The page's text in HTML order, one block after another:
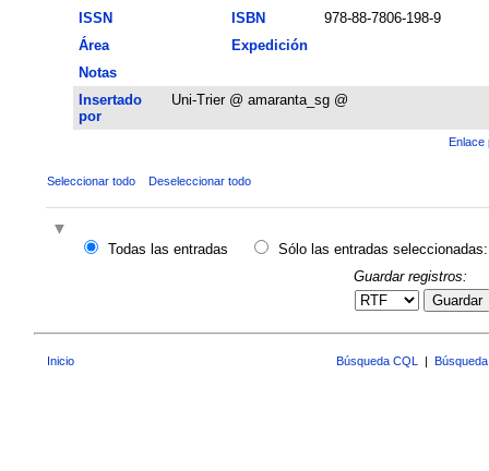
ISSN
ISBN
978-88-7806-198-9
Área
Expedición
Notas
Insertado
por
Uni-Trier @ amaranta_sg @
Enlace
Seleccionar todo Deseleccionar todo
Todas las entradas
Sólo las entradas seleccionadas:
Guardar registros:
Guardar
Inicio Búsqueda CQL